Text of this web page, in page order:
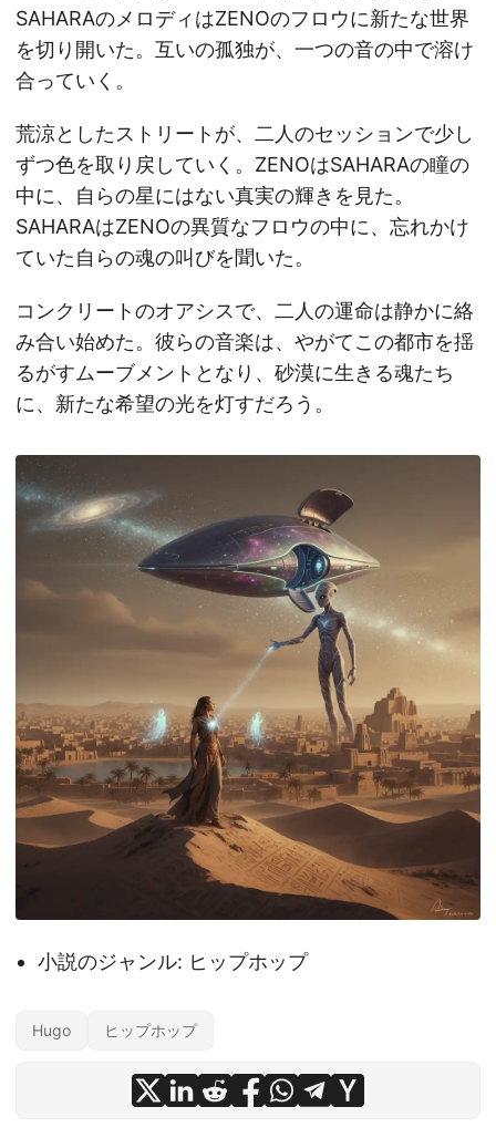
SAHARAのメロディはZENOのフロウに新たな世界
を切り開いた。互いの孤独が、一つの音の中で溶け
合っていく。
荒涼としたストリートが、二人のセッションで少し
ずつ色を取り戻していく。ZENOはSAHARAの瞳の
中に、自らの星にはない真実の輝きを見た。
SAHARAはZENOの異質なフロウの中に、忘れかけ
ていた自らの魂の叫びを聞いた。
コンクリートのオアシスで、二人の運命は静かに絡
み合い始めた。彼らの音楽は、やがてこの都市を揺
るがすムーブメントとなり、砂漠に生きる魂たち
に、新たな希望の光を灯すだろう。
小説のジャンル: ヒップホップ
Hugo ヒップホップ